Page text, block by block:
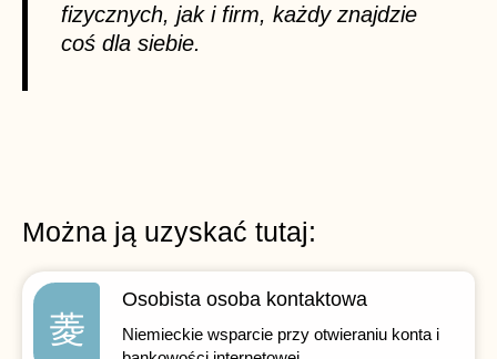
fizycznych, jak i firm, każdy znajdzie
coś dla siebie.
Można ją uzyskać tutaj:
Osobista osoba kontaktowa
Niemieckie wsparcie przy otwieraniu konta i